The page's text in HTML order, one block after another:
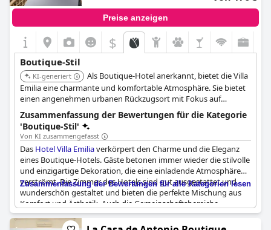
Preise anzeigen
$
Boutique-Stil
KI-generiert
Als Boutique-Hotel anerkannt, bietet die Villa
Emilia eine charmante und komfortable Atmosphäre. Sie bietet
einen angenehmen urbanen Rückzugsort mit Fokus auf
Gästeerlebnis und Service.
Zusammenfassung der Bewertungen für die Kategorie
'Boutique-Stil'
Von KI zusammengefasst
Das Hotel Villa Emiliaverkörpert den Charme und die Eleganz
eines Boutique-Hotels. Gäste betonen immer wieder die stilvolle
und einzigartige Dekoration, die eine einladende Atmosphäre
verströmt. Die Zimmer des Hotels sind gut ausgestattet und
wunderschön gestaltet und bieten die perfekte Mischung aus
Komfort und Ästhetik. Auch die Gemeinschaftsbereiche,
darunter die Lobby und die Dachterrasse, beeindrucken mit
ihrer charmanten und stilvollen Dekoration.
Zusammenfassung der Bewertungen für alle Kategorien lesen